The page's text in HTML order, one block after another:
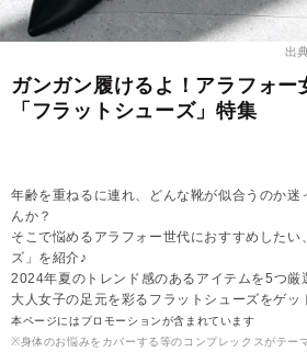
出
ガンガン履けるよ！アラフォー
「フラットシューズ」特集
年齢を重ねるに連れ、どんな靴が似合うのか迷
んか？
そこで悩めるアラフォー世代におすすめしたい
ズ」を紹介♪
2024年夏のトレンド感のあるアイテムを5つ厳
大人女子の足元を彩るフラットシューズをゲ
本ページにはプロモーションが含まれています
※身体のお悩みをカバーする等のコンプレックスがテー